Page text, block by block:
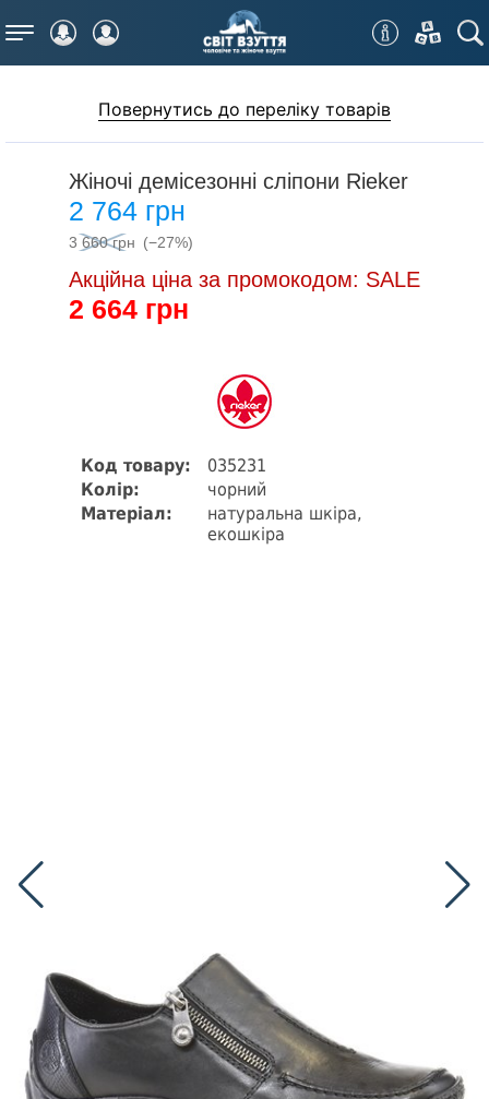
Меню
Повернутись до переліку товарів
Жіночі демісезонні сліпони Rieker
2 764 грн
3 660 грн (−27%)
Акційна ціна за промокодом: SALE
2 664 грн
Код товару:
035231
Колір:
чорний
Матеріал:
натуральна шкіра,
екошкіра